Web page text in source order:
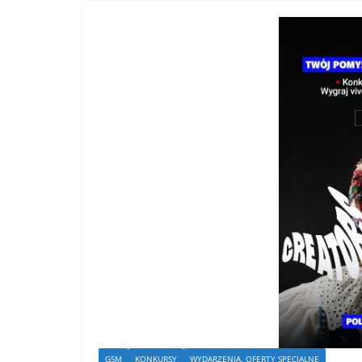
GSM KONKURSY WYDARZENIA, OFERTY SPECJALNE